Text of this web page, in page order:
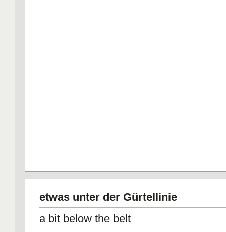
etwas unter der Gürtellinie
a bit below the belt